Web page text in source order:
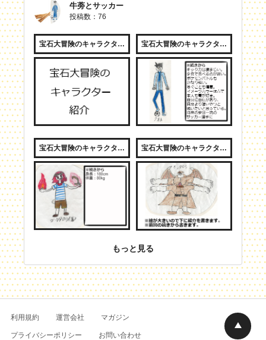
牛蒡とサッカー
投稿数：76
宝石大冒険のキャラクター紹介 宝石大冒険のキャラクター紹介２
宝石大冒険のキャラクター紹介３ 宝石大冒険のキャラクター紹介４
もっと見る
利用規約 運営会社 マガジン
プライバシーポリシー お問い合わせ